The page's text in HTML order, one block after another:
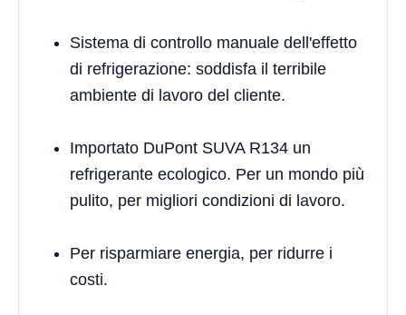
Sistema di controllo manuale dell'effetto
di refrigerazione: soddisfa il terribile
ambiente di lavoro del cliente.
Importato DuPont SUVA R134 un
refrigerante ecologico. Per un mondo più
pulito, per migliori condizioni di lavoro.
Per risparmiare energia, per ridurre i
costi.